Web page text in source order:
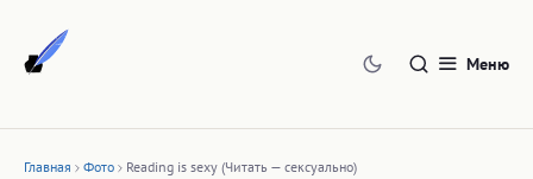
содержимому
Меню
Главная Фото Reading is sexy (Читать — сексуально)